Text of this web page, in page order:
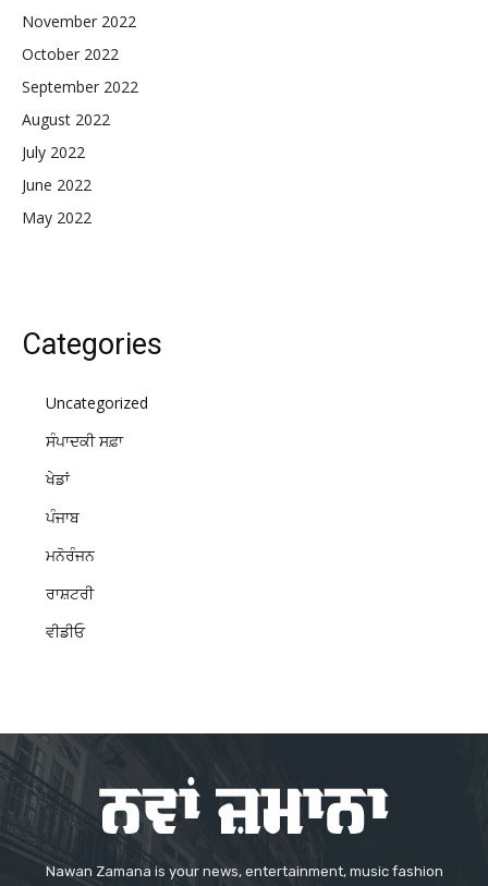
November 2022
October 2022
September 2022
August 2022
July 2022
June 2022
May 2022
Categories
Uncategorized
ਸੰਪਾਦਕੀ ਸਫ਼ਾ
ਖੇਡਾਂ
ਪੰਜਾਬ
ਮਨੋਰੰਜਨ
ਰਾਸ਼ਟਰੀ
ਵੀਡੀਓ
Nawan Zamana is your news, entertainment, music fashion